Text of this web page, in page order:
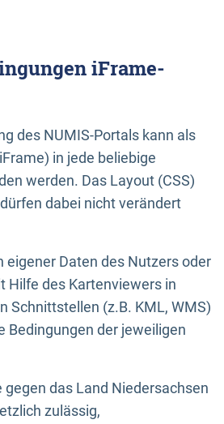
iFrame-
des NUMIS-Portals kann als
in jede beliebige
werden. Das Layout (CSS)
dabei nicht verändert
eigener Daten des Nutzers oder
Hilfe des Kartenviewers in
Schnittstellen (z.B. KML, WMS)
Bedingungen der jeweiligen
das Land Niedersachsen
zulässig,